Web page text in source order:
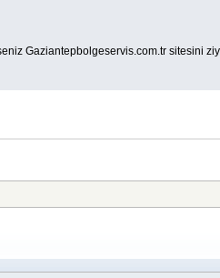
Gaziantepbolgeservis.com.tr sitesini